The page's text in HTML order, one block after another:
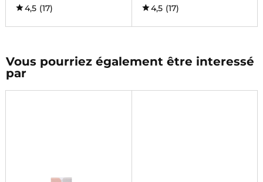
4,5 (17) 4,5 (17)
Vous pourriez également être interessé
par